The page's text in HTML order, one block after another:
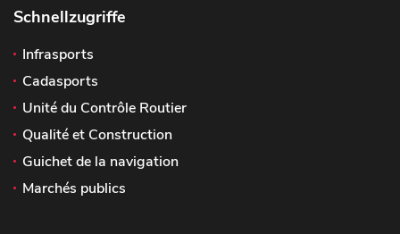
Schnellzugriffe
Infrasports
Cadasports
Unité du Contrôle Routier
Qualité et Construction
Guichet de la navigation
Marchés publics